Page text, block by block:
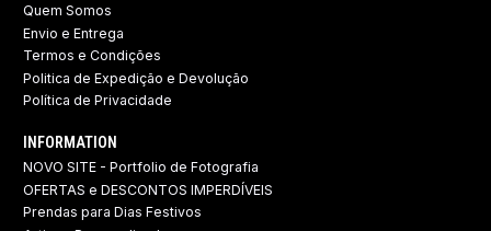
Quem Somos
Envio e Entrega
Termos e Condições
Politica de Expedição e Devolução ​
Política de Privacidade
INFORMATION
NOVO SITE - Portfolio de Fotografia
OFERTAS e DESCONTOS IMPERDÍVEIS
Prendas para Dias Festivos